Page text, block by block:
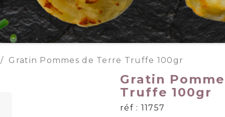
Gratin Pommes de Terre Truffe 100gr
Gratin
Truffe 100gr
réf : 11757